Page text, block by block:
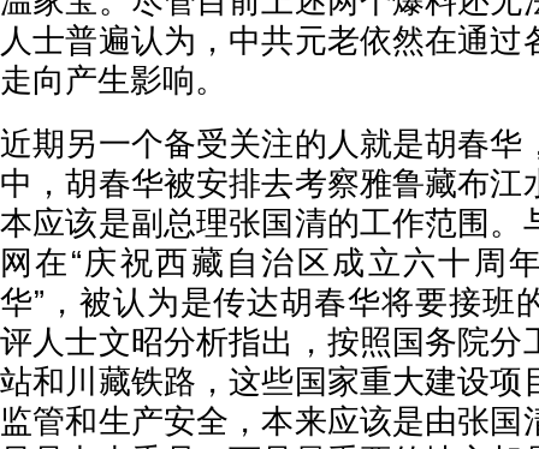
人士普遍认为，中共元老依然在通过
走向产生影响。
近期另一个备受关注的人就是胡春华
中，胡春华被安排去考察雅鲁藏布江
本应该是副总理张国清的工作范围。
网在“庆祝西藏自治区成立六十周
华”，被认为是传达胡春华将要接班
评人士文昭分析指出，按照国务院分
站和川藏铁路，这些国家重大建设项
监管和生产安全，本来应该是由张国